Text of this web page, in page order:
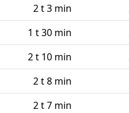
2 t 3 min
1 t 30 min
2 t 10 min
2 t 8 min
2 t 7 min